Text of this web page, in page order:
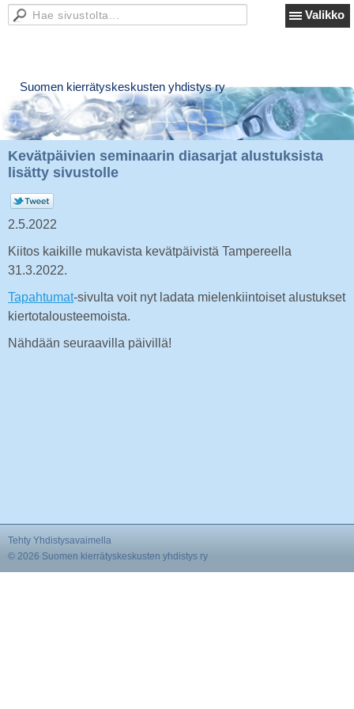
Valikko
Suomen kierrätyskeskusten yhdistys ry
Kevätpäivien seminaarin diasarjat alustuksista
lisätty sivustolle
2.5.2022
Kiitos kaikille mukavista kevätpäivistä Tampereella
31.3.2022.
Tapahtumat-sivulta voit nyt ladata mielenkiintoiset alustukset
kiertotalousteemoista.
Nähdään seuraavilla päivillä!
Tehty Yhdistysavaimella
© 2026 Suomen kierrätyskeskusten yhdistys ry